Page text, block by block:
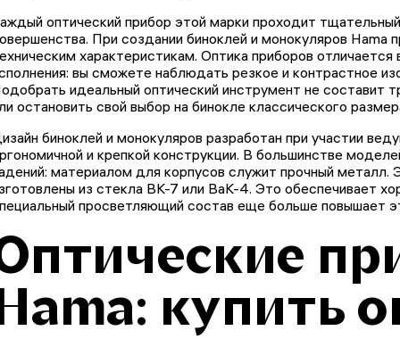
оптический прибор этой марки проходит
При создании биноклей и монокуляров Hama
характеристикам. Оптика приборов
вы сможете наблюдать резкое и контрастное
идеальный оптический инструмент не составит
остановить свой выбор на бинокле классического
биноклей и монокуляров разработан при участии
и крепкой конструкции. В большинстве
материалом для корпусов служит прочный
из стекла ВК-7 или ВаК-4. Это обеспечивает
просветляющий состав еще больше повышает
купить